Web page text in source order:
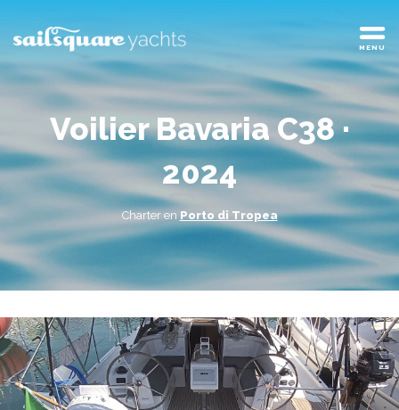
MENU
voilier Bavaria C38 ·
2024
Charter en Porto di Tropea